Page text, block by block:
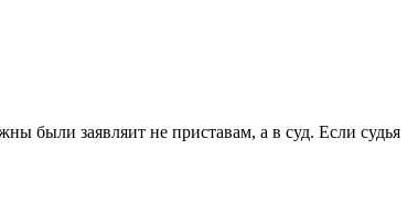
были заявляит не приставам, а в суд. Если судья